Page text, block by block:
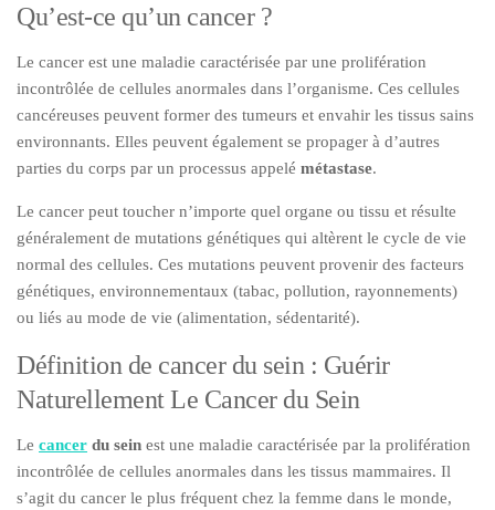
Qu’est-ce qu’un cancer ?
Le cancer est une maladie caractérisée par une prolifération
incontrôlée de cellules anormales dans l’organisme. Ces cellules
cancéreuses peuvent former des tumeurs et envahir les tissus sains
environnants. Elles peuvent également se propager à d’autres
parties du corps par un processus appelé métastase.
Le cancer peut toucher n’importe quel organe ou tissu et résulte
généralement de mutations génétiques qui altèrent le cycle de vie
normal des cellules. Ces mutations peuvent provenir des facteurs
génétiques, environnementaux (tabac, pollution, rayonnements)
ou liés au mode de vie (alimentation, sédentarité).
Définition de cancer du sein : Guérir
Naturellement Le Cancer du Sein
Le cancer du sein est une maladie caractérisée par la prolifération
incontrôlée de cellules anormales dans les tissus mammaires. Il
s’agit du cancer le plus fréquent chez la femme dans le monde,